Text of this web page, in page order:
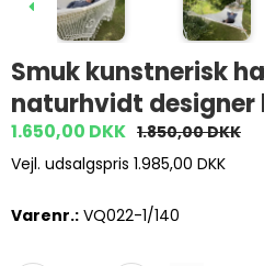
Smuk kunstnerisk
naturhvidt designer
1.650,00 DKK 1.850,00 DKK
Vejl. udsalgspris 1.985,00 DKK
Varenr.: VQ022-1/140